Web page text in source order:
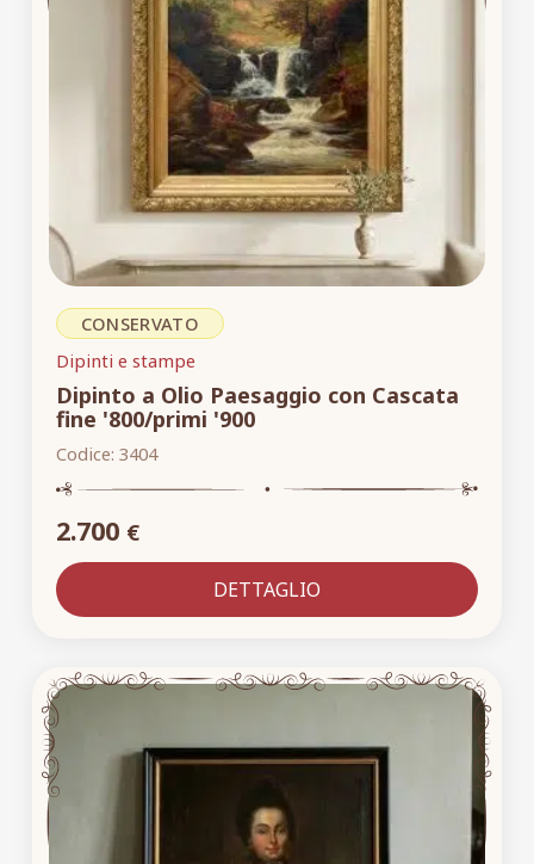
CONSERVATO
Dipinti e stampe
Dipinto a Olio Paesaggio con Cascata
fine '800/primi '900
Codice: 3404
2.700 €
DETTAGLIO